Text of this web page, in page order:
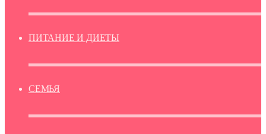
ПИТАНИЕ И ДИЕТЫ
СЕМЬЯ